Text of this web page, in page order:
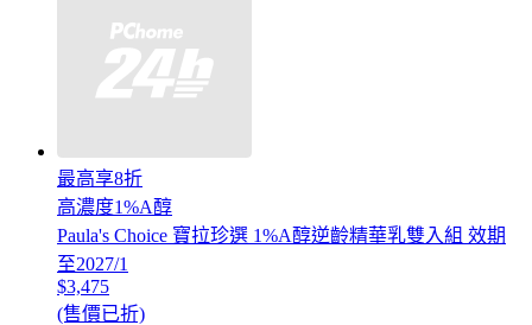
最高享8折
高濃度1%A醇
Paula's Choice 寶拉珍選 1%A醇逆齡精華乳雙入組 效期
至2027/1
$3,475
(售價已折)